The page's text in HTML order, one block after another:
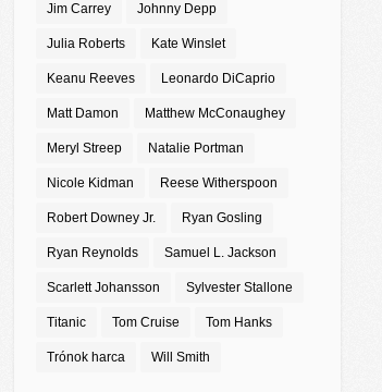
Jim Carrey Johnny Depp
Julia Roberts Kate Winslet
Keanu Reeves Leonardo DiCaprio
Matt Damon Matthew McConaughey
Meryl Streep Natalie Portman
Nicole Kidman Reese Witherspoon
Robert Downey Jr. Ryan Gosling
Ryan Reynolds Samuel L. Jackson
Scarlett Johansson Sylvester Stallone
Titanic Tom Cruise Tom Hanks
Trónok harca Will Smith